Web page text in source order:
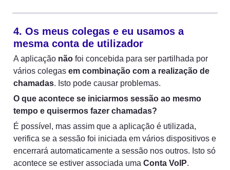
4. Os meus colegas e eu usamos a
mesma conta de utilizador
A aplicação não foi concebida para ser partilhada por
vários colegas em combinação com a realização de
chamadas. Isto pode causar problemas.
O que acontece se iniciarmos sessão ao mesmo
tempo e quisermos fazer chamadas?
É possível, mas assim que a aplicação é utilizada,
verifica se a sessão foi iniciada em vários dispositivos e
encerrará automaticamente a sessão nos outros. Isto só
acontece se estiver associada uma Conta VoIP.